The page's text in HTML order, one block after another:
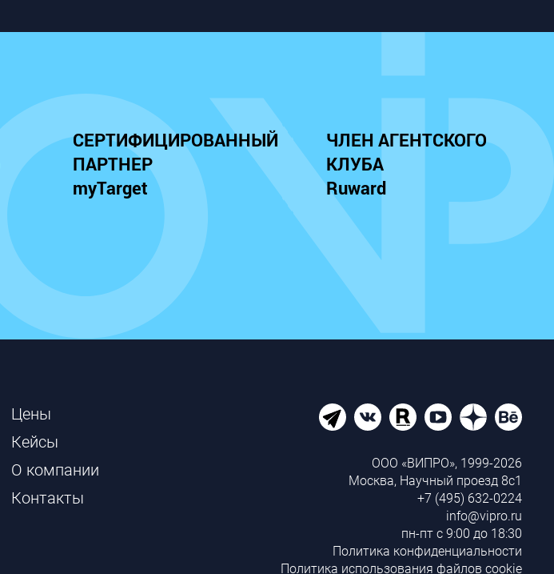
СЕРТИФИЦИРОВАННЫЙ
ПАРТНЕР
myTarget
ЧЛЕН АГЕНТСКОГО
КЛУБА
Ruward
Цены
Кейсы
О компании
Контакты
ООО «ВИПРО», 1999-2026
Москва, Научный проезд 8с1
+7 (495) 632-0224
info@vipro.ru
пн-пт с 9:00 до 18:30
Политика конфиденциальности
Политика использования файлов cookie